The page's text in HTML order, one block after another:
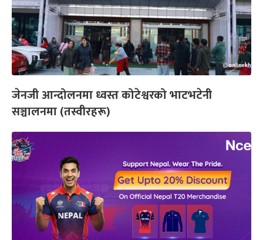
जेनजी आन्दोलनमा ध्वस्त कोटेश्वरको भाटभटेनी
सञ्चालनमा (तस्वीरहरू)